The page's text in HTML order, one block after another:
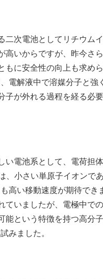
二次電池としてリチウム
高いからですが、昨今さ
もに安全性の向上も求め
電解液中で溶媒分子と
子が外れる過程を経る必
い電池系として、電荷担
、小さい単原子イオンで
高い移動速度が期待で
ていましたが、電極中で
能という特徴を持つ高分
みました。